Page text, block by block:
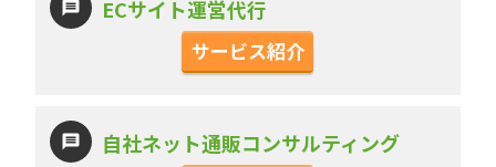
ECサイト運営代行
サービス紹介
自社ネット通販コンサルティング